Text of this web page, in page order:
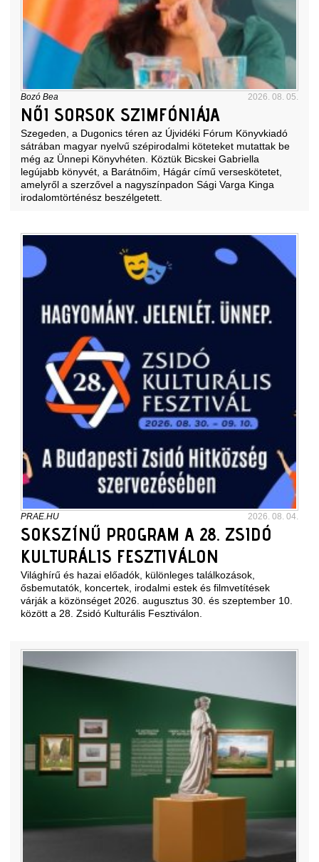
Bozó Bea 2026. 08. 05.
NŐI SORSOK SZIMFÓNIÁJA
Szegeden, a Dugonics téren az Újvidéki Fórum Könyvkiadó
sátrában magyar nyelvű szépirodalmi köteteket mutattak be
még az Ünnepi Könyvhéten. Köztük Bicskei Gabriella
legújabb könyvét, a Barátnőim, Hágár című verseskötetet,
amelyről a szerzővel a nagyszínpadon Sági Varga Kinga
irodalomtörténész beszélgetett.
PRAE.HU 2026. 08. 04.
SOKSZÍNŰ PROGRAM A 28. ZSIDÓ
KULTURÁLIS FESZTIVÁLON
Világhírű és hazai előadók, különleges találkozások,
ősbemutatók, koncertek, irodalmi estek és filmvetítések
várják a közönséget 2026. augusztus 30. és szeptember 10.
között a 28. Zsidó Kulturális Fesztiválon.